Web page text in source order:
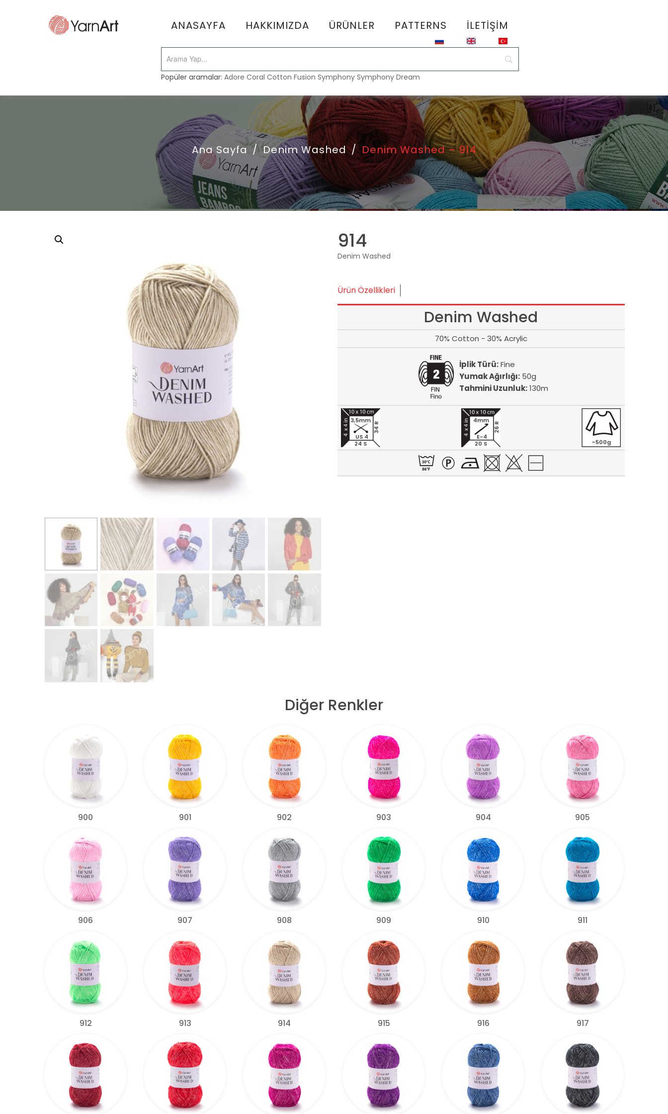
ANASAYFA HAKKIMIZDA ÜRÜNLER PATTERNS İLETIŞIM
Popüler aramalar:Adore Coral Cotton Fusion Symphony Symphony Dream
Ana Sayfa / Denim Washed / Denim Washed – 914
914
Denim Washed
Ürün Özellikleri
Denim Washed
70% Cotton - 30% Acrylic
İplik Türü:Fine
Yumak Ağırlığı: 50g
Tahmini Uzunluk:130m
24 S
34 R
3,5mm
US 4
20 S
26 R
4mm
E-4
~500g
Diğer Renkler
900 901 902 903 904 905
906 907 908 909 910 911
912 913 914 915 916 917